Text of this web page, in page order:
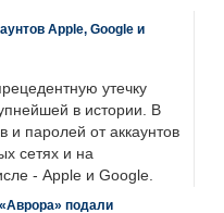
Apple, Google и
утечку
в истории. В
и паролей от аккаунтов
сетях и на
- Apple и Google.
подали